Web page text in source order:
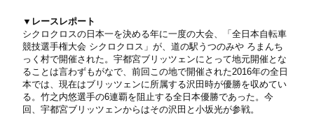
▼レースレポート
シクロクロスの日本一を決める年に一度の大会、「全日本自転車
競技選手権大会 シクロクロス」が、道の駅うつのみや ろまんち
っく村で開催された。宇都宮ブリッツェンにとって地元開催とな
ることは言わずもがなで、前回この地で開催された2016年の全日
本では、現在はブリッツェンに所属する沢田時が優勝を収めてい
る。竹之内悠選手の6連覇を阻止する全日本優勝であった。今
回、宇都宮ブリッツェンからはその沢田と小坂光が参戦。